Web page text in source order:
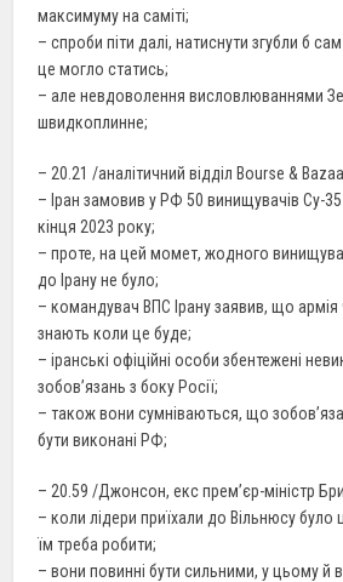
максимуму на саміті;
– спроби піти далі, натиснути згубли б
це могло статись;
– але невдоволення висловлюваннями
швидкоплинне;
– 20.21 /аналітичний відділ Bourse &
– Іран замовив у РФ 50 винищувачів Су-
кінця 2023 року;
– проте, на цей момет, жодного
до Ірану не було;
– командувач ВПС Ірану заявив, що армія
знають коли це буде;
– іранські офіційні особи збентежені
зобов’язань з боку Росії;
– також вони сумніваються, що
бути виконані РФ;
– 20.59 /Джонсон, екс прем’єр-міністр
– коли лідери приїхали до Вільнюсу
їм треба робити;
– вони повинні бути сильними, у цьому й